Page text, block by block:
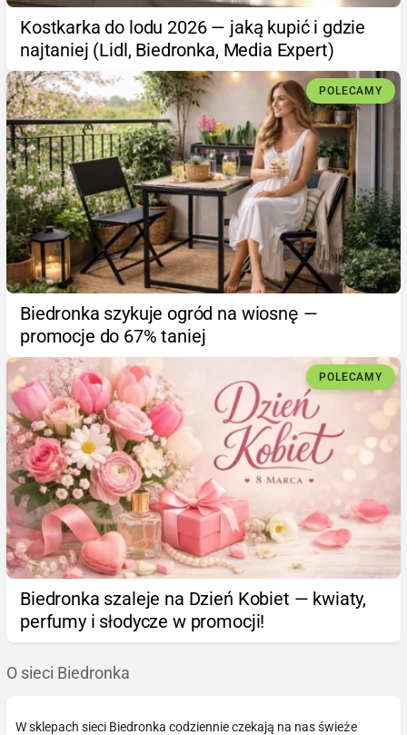
Kostkarka do lodu 2026 — jaką kupić i gdzie
najtaniej (Lidl, Biedronka, Media Expert)
POLECAMY
Biedronka szykuje ogród na wiosnę —
promocje do 67% taniej
POLECAMY
Biedronka szaleje na Dzień Kobiet — kwiaty,
perfumy i słodycze w promocji!
O sieci Biedronka
W sklepach sieci Biedronka codziennie czekają na nas świeże